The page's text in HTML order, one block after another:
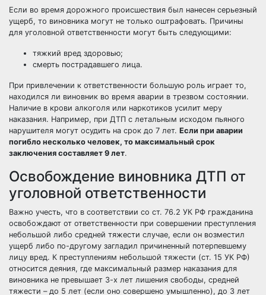
Если во время дорожного происшествия был нанесен серьезный
ущерб, то виновника могут не только оштрафовать. Причины
для уголовной ответственности могут быть следующими:
тяжкий вред здоровью;
смерть пострадавшего лица.
При привлечении к ответственности большую роль играет то,
находился ли виновник во время аварии в трезвом состоянии.
Наличие в крови алкоголя или наркотиков усилит меру
наказания. Например, при ДТП с летальным исходом пьяного
нарушителя могут осудить на срок до 7 лет. Если при аварии
погибло несколько человек, то максимальный срок
заключения составляет 9 лет.
Освобождение виновника ДТП от
уголовной ответственности
Важно учесть, что в соответствии со ст. 76.2 УК РФ гражданина
освобождают от ответственности при совершении преступления
небольшой либо средней тяжести случае, если он возместил
ущерб либо по-другому загладил причиненный потерпевшему
лицу вред. К преступлениям небольшой тяжести (ст. 15 УК РФ)
относится деяния, где максимальный размер наказания для
виновника не превышает 3-х лет лишения свободы, средней
тяжести – до 5 лет (если оно совершено умышленно), до 3 лет